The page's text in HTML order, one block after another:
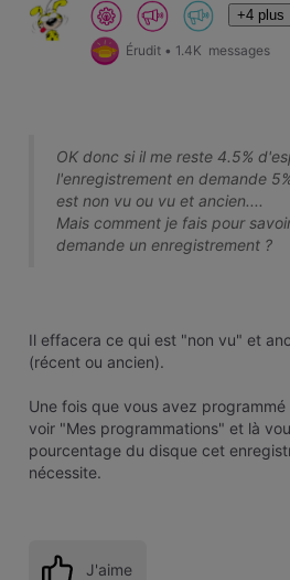
+4 plus
Érudit • 1.4K messages
OK donc si il me reste 4.5%
l'enregistrement en demande
est non vu ou vu et ancien....
Mais comment je fais pour
demande un enregistrement ?
Il effacera ce qui est "non vu" et
(récent ou ancien).
Une fois que vous avez
voir "Mes programmations" et là
pourcentage du disque cet
nécessite.
J'aime